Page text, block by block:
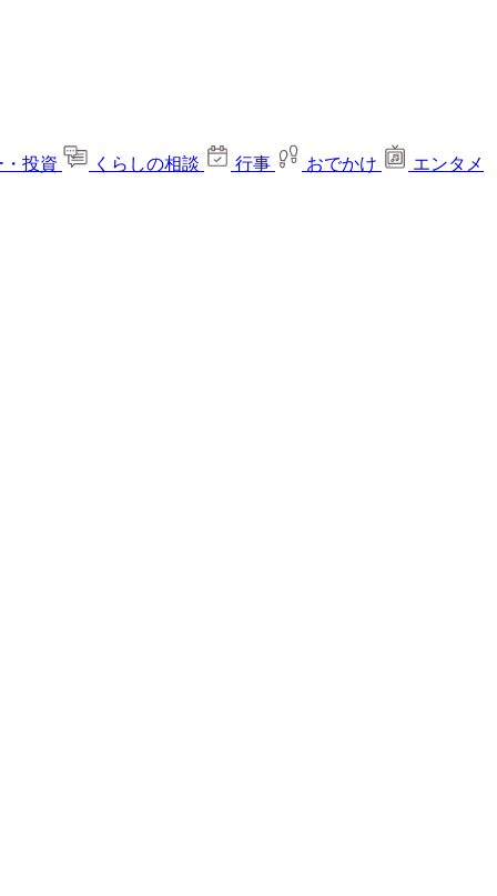
・投資 くらしの相談 行事 おでかけ
エンタメ